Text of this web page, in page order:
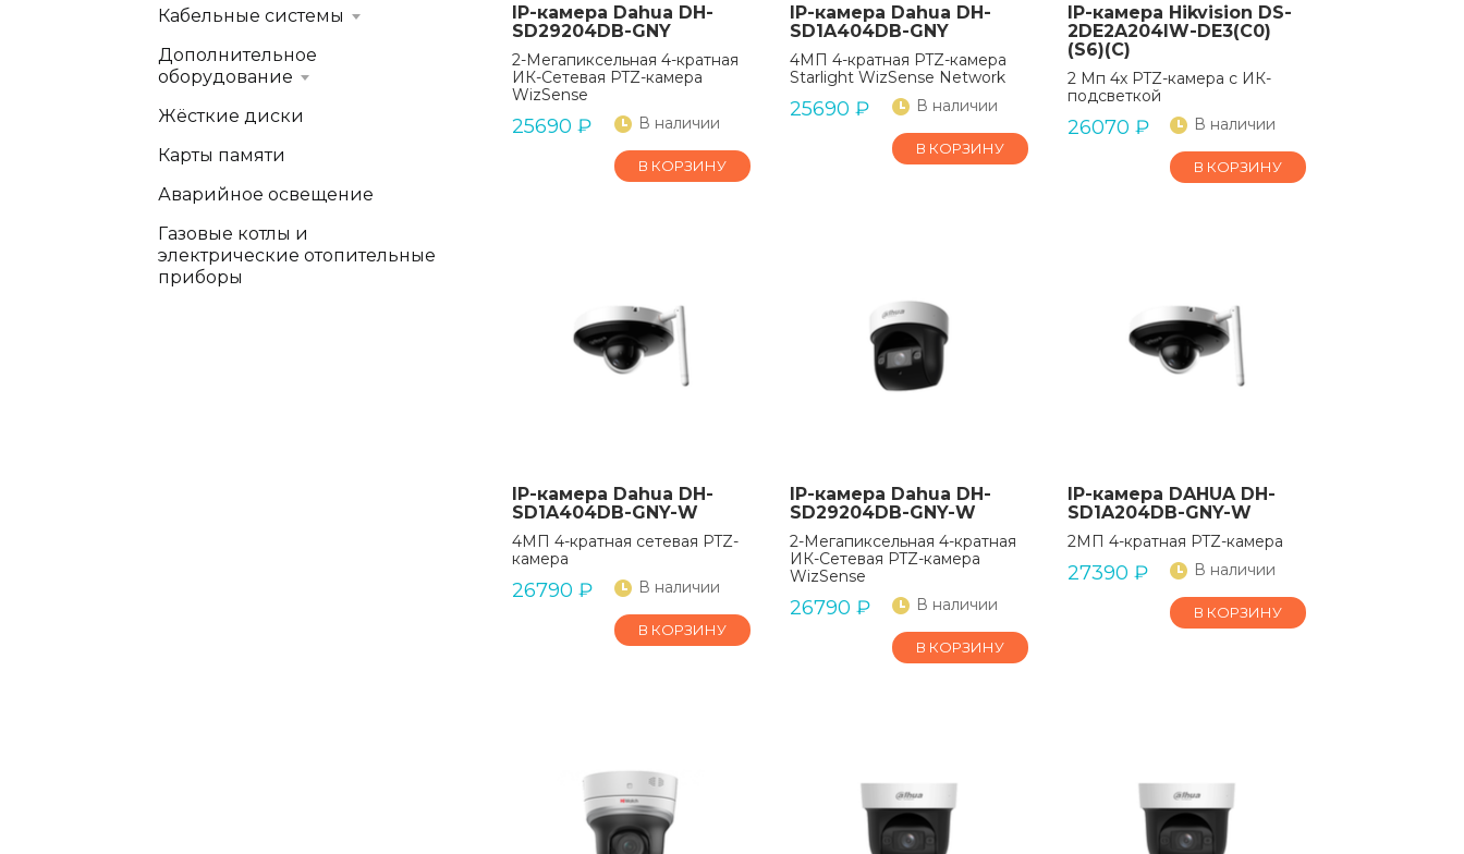
IP-камера Dahua DH-
SD29204DB-GNY
2-Мегапиксельная 4-кратная
ИК-Сетевая PTZ-камера
WizSense
25690 ₽ В наличии
В КОРЗИНУ
IP-камера Dahua DH-
SD1A404DB-GNY
4МП 4-кратная PTZ-камера
Starlight WizSense Network
25690 ₽ В наличии
В КОРЗИНУ
IP-камера Hikvision DS-
2DE2A204IW-DE3(C0)
(S6)(C)
2 Мп 4х PTZ-камера с ИК-
подсветкой
26070 ₽ В наличии
В КОРЗИНУ
IP-камера Dahua DH-
SD1A404DB-GNY-W
4МП 4-кратная сетевая PTZ-
камера
26790 ₽ В наличии
В КОРЗИНУ
IP-камера Dahua DH-
SD29204DB-GNY-W
2-Мегапиксельная 4-кратная
ИК-Сетевая PTZ-камера
WizSense
26790 ₽ В наличии
В КОРЗИНУ
IP-камера DAHUA DH-
SD1A204DB-GNY-W
2МП 4-кратная PTZ-камера
27390 ₽ В наличии
В КОРЗИНУ
Кабельные системы
Дополнительное
оборудование
Жёсткие диски
Карты памяти
Аварийное освещение
Газовые котлы и
электрические отопительные
приборы